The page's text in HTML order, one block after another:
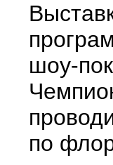
шоу-
по